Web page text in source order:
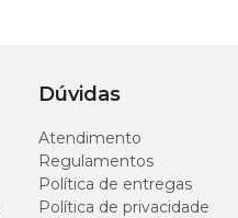
Dúvidas
Atendimento
Regulamentos
Política de entregas
Política de privacidade